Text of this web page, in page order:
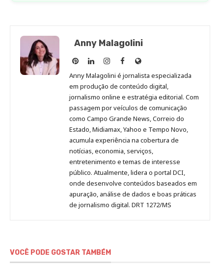
Anny Malagolini
Anny
Malagolini
no
Pinterest
Anny
Malagolini
no
LinkedIn
Anny
Malagolini
no
Instagram
Anny
Malagolini
no
Facebook
Site
de
Anny
Malagolini
Anny Malagolini é jornalista especializada
em produção de conteúdo digital,
jornalismo online e estratégia editorial. Com
passagem por veículos de comunicação
como Campo Grande News, Correio do
Estado, Midiamax, Yahoo e Tempo Novo,
acumula experiência na cobertura de
notícias, economia, serviços,
entretenimento e temas de interesse
público. Atualmente, lidera o portal DCI,
onde desenvolve conteúdos baseados em
apuração, análise de dados e boas práticas
de jornalismo digital. DRT 1272/MS
VOCÊ PODE GOSTAR TAMBÉM